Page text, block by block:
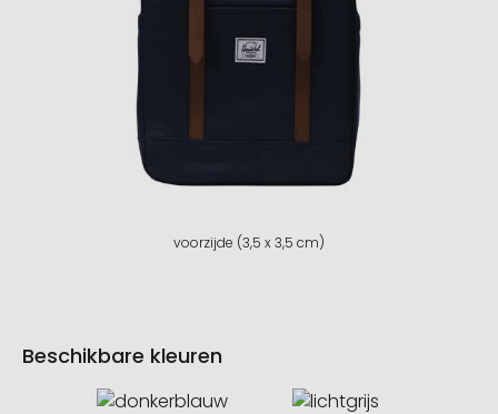
voorzijde (3,5 x 3,5 cm)
Beschikbare kleuren